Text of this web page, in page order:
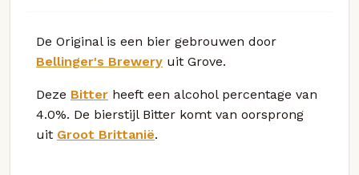
De Original is een bier gebrouwen door
Bellinger's Brewery uit Grove.
Deze Bitter heeft een alcohol percentage van
4.0%. De bierstijl Bitter komt van oorsprong
uit Groot Brittanië.